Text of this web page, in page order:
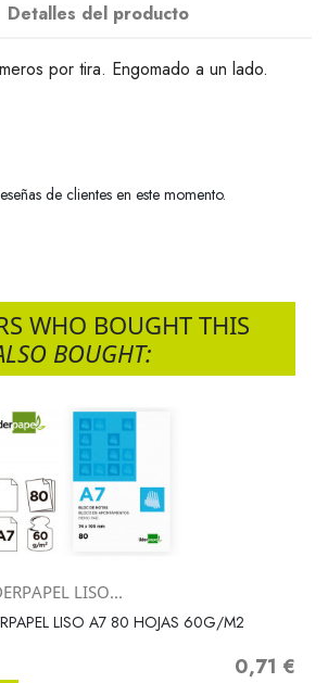
Detalles del producto
por tira. Engomado a un lado.
de clientes en este momento.
WHO BOUGHT THIS
BOUGHT:
LISO...
LISO A7 80 HOJAS 60G/M2
Precio
0,71 €